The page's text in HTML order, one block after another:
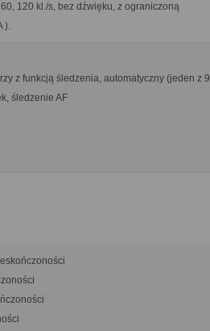
120 kl./s, bez dźwięku, z ograniczoną
).
z funkcją śledzenia, automatyczny (jeden z 9
śledzenie AF